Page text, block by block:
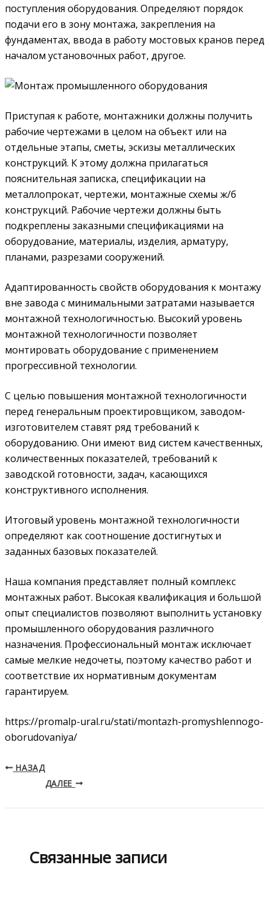
поступления оборудования. Определяют порядок
подачи его в зону монтажа, закрепления на
фундаментах, ввода в работу мостовых кранов перед
началом установочных работ, другое.
Приступая к работе, монтажники должны получить
рабочие чертежами в целом на объект или на
отдельные этапы, сметы, эскизы металлических
конструкций. К этому должна прилагаться
пояснительная записка, спецификации на
металлопрокат, чертежи, монтажные схемы ж/б
конструкций. Рабочие чертежи должны быть
подкреплены заказными спецификациями на
оборудование, материалы, изделия, арматуру,
планами, разрезами сооружений.
Адаптированность свойств оборудования к монтажу
вне завода с минимальными затратами называется
монтажной технологичностью. Высокий уровень
монтажной технологичности позволяет
монтировать оборудование с применением
прогрессивной технологии.
С целью повышения монтажной технологичности
перед генеральным проектировщиком, заводом-
изготовителем ставят ряд требований к
оборудованию. Они имеют вид систем качественных,
количественных показателей, требований к
заводской готовности, задач, касающихся
конструктивного исполнения.
Итоговый уровень монтажной технологичности
определяют как соотношение достигнутых и
заданных базовых показателей.
Наша компания представляет полный комплекс
монтажных работ. Высокая квалификация и большой
опыт специалистов позволяют выполнить установку
промышленного оборудования различного
назначения. Профессиональный монтаж исключает
самые мелкие недочеты, поэтому качество работ и
соответствие их нормативным документам
гарантируем.
https://promalp-ural.ru/stati/montazh-promyshlennogo-
oborudovaniya/
НАЗАД
ДАЛЕЕ
Связанные записи